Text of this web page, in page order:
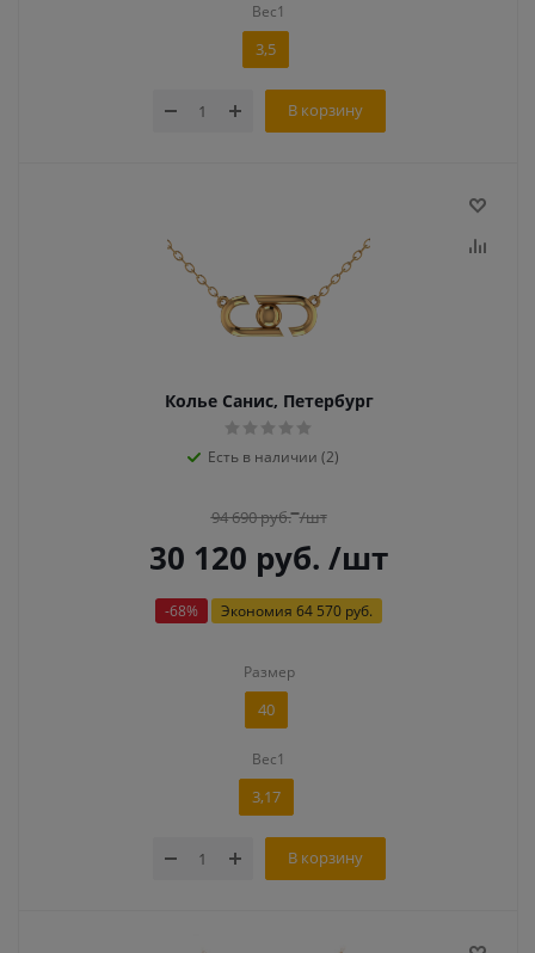
Вес1
3,5
В корзину
Колье Санис, Петербург
Есть в наличии (2)
94 690руб. /шт
30 120 руб. /шт
-68% Экономия 64 570 руб.
Размер
40
Вес1
3,17
В корзину